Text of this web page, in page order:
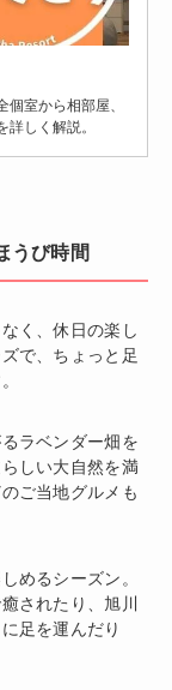
室から相部屋、
しく解説。
うび時間
く、休日の楽し
で、ちょっと足
ラベンダー畑を
しい大自然を満
ご当地グルメも
めるシーズン。
されたり、旭川
足を運んだり